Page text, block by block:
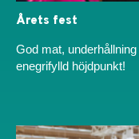
Årets fest​
God mat,
enegrifylld höjdpunkt!​​​